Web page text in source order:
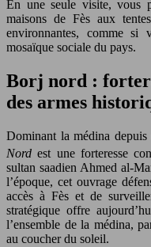
En une seule visite, vous
maisons de Fès aux
environnantes, comme si
mosaïque sociale du pays.
Borj nord :
des armes
Dominant la médina
Nord est une forteresse
sultan saadien Ahmed al-
l’époque, cet ouvrage
accès à Fès et de
stratégique offre
l’ensemble de la médina,
au coucher du soleil.